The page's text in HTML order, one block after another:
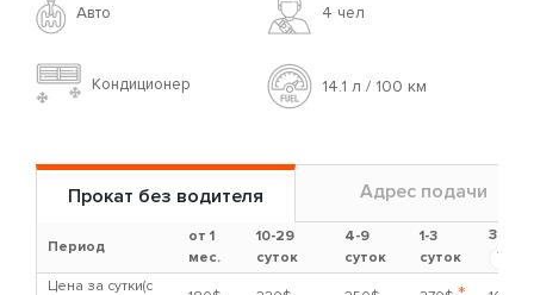
Авто 4 чел
Кондиционер 14.1 л / 100 км
Прокат без водителя Адрес подачи
Период
от 1
мес.
10-29
суток
4-9
суток
1-3
суток
Залог
?
Цена за сутки(с